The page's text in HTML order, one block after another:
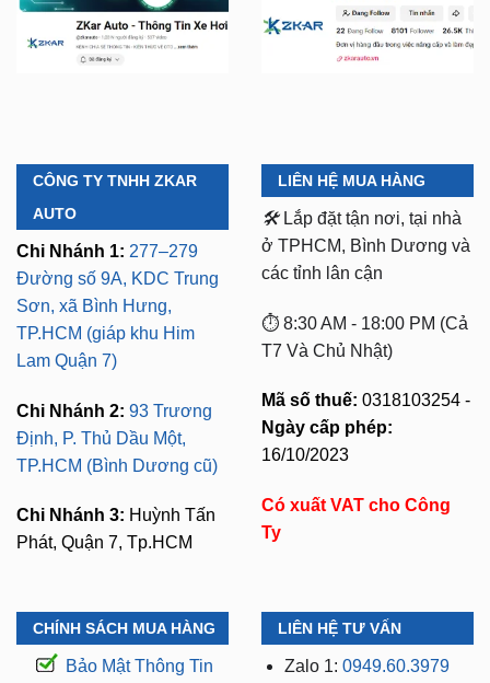
CÔNG TY TNHH ZKAR
AUTO
Chi Nhánh 1: 277–279
Đường số 9A, KDC Trung
Sơn, xã Bình Hưng,
TP.HCM (giáp khu Him
Lam Quận 7)
Chi Nhánh 2: 93 Trương
Định, P. Thủ Dầu Một,
TP.HCM (Bình Dương cũ)
Chi Nhánh 3: Huỳnh Tấn
Phát, Quận 7, Tp.HCM
LIÊN HỆ MUA HÀNG
🛠️ Lắp đặt tận nơi, tại nhà
ở TPHCM, Bình Dương và
các tỉnh lân cận
⏱️ 8:30 AM - 18:00 PM (Cả
T7 Và Chủ Nhật)
Mã số thuế: 0318103254 -
Ngày cấp phép:
16/10/2023
Có xuất VAT cho Công
Ty
CHÍNH SÁCH MUA HÀNG
Bảo Mật Thông Tin
LIÊN HỆ TƯ VẤN
Zalo 1: 0949.60.3979